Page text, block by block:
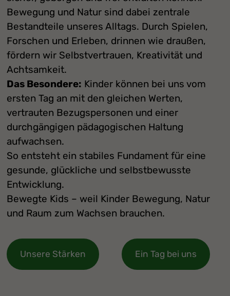
Bewegung und Natur sind dabei zentrale
Bestandteile unseres Alltags. Durch Spielen,
Forschen und Erleben, drinnen wie draußen,
fördern wir Selbstvertrauen, Kreativität und
Achtsamkeit.
Das Besondere: Kinder können bei uns vom
ersten Tag an mit den gleichen Werten,
vertrauten Bezugspersonen und einer
durchgängigen pädagogischen Haltung
aufwachsen.
So entsteht ein stabiles Fundament für eine
gesunde, glückliche und selbstbewusste
Entwicklung.
Bewegte Kids – weil Kinder Bewegung, Natur
und Raum zum Wachsen brauchen.
Unsere Stärken Ein Tag bei uns